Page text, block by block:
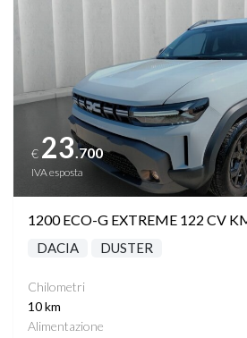
VOLANTE
€ 23.700
IVA esposta
1200 ECO-G EXTREME 122 CV
DACIA DUSTER
Chilometri
10 km
Alimentazione